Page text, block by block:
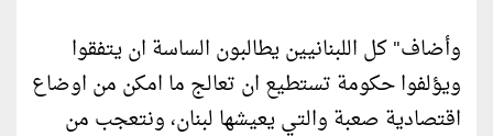
وأضاف" كل اللبنانيين يطالبون الساسة ان يتفقوا
ويؤلفوا حكومة تستطيع ان تعالج ما امكن من اوضاع
اقتصادية صعبة والتي يعيشها لبنان، ونتعجب من